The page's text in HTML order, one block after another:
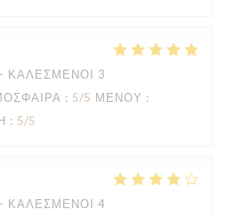
ΚΑΛΕΣΜΈΝΟΙ 3
: 5/5 ΜΕΝΟΎ :
: 5/5
ΚΑΛΕΣΜΈΝΟΙ 4